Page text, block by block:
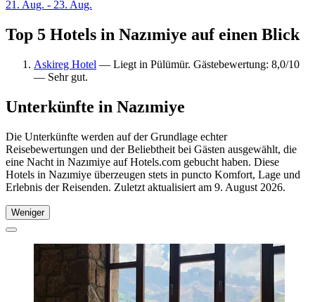
21. Aug. - 23. Aug.
Top 5 Hotels in Nazımiye auf einen Blick
Askireg Hotel — Liegt in Pülümür. Gästebewertung: 8,0/10
— Sehr gut.
Unterkünfte in Nazımiye
Die Unterkünfte werden auf der Grundlage echter
Reisebewertungen und der Beliebtheit bei Gästen ausgewählt, die
eine Nacht in Nazımiye auf Hotels.com gebucht haben. Diese
Hotels in Nazımiye überzeugen stets in puncto Komfort, Lage und
Erlebnis der Reisenden. Zuletzt aktualisiert am 9. August 2026.
Weniger